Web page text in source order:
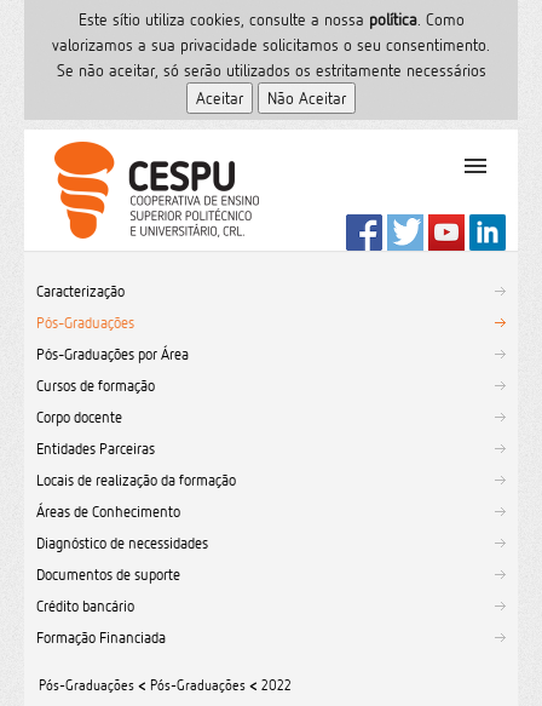
Este sítio utiliza cookies, consulte a nossa polí­tica. Como
valorizamos a sua privacidade solicitamos o seu consentimento.
Se não aceitar, só serão utilizados os estritamente necessários
PT
Formação
Serviços de Saúde
CESPU
Sites do grupo
Utilizador
Contactos
Caracterização
Pós-Graduações
Pós-Graduações por Área
Cursos de formação
Corpo docente
Entidades Parceiras
Locais de realização da formação
Áreas de Conhecimento
Diagnóstico de necessidades
Documentos de suporte
Crédito bancário
Formação Financiada
Pós-Graduações < Pós-Graduações < 2022